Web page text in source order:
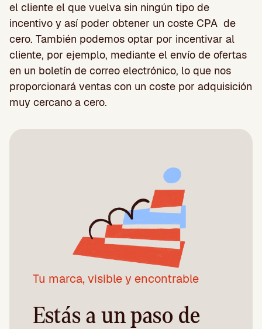
el cliente el que vuelva sin ningún tipo de
incentivo y así poder obtener un coste CPA de
cero. También podemos optar por incentivar al
cliente, por ejemplo, mediante el envío de ofertas
en un boletín de correo electrónico, lo que nos
proporcionará ventas con un coste por adquisición
muy cercano a cero.
Tu marca, visible y encontrable
Estás a un paso de